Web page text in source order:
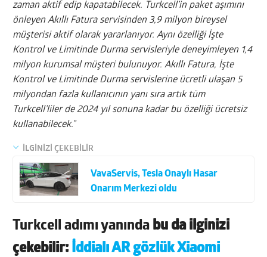
zaman aktif edip kapatabilecek. Turkcell’in paket aşımını
önleyen Akıllı Fatura servisinden 3,9 milyon bireysel
müşterisi aktif olarak yararlanıyor. Aynı özelliği İşte
Kontrol ve Limitinde Durma servisleriyle deneyimleyen 1,4
milyon kurumsal müşteri bulunuyor. Akıllı Fatura, İşte
Kontrol ve Limitinde Durma servislerine ücretli ulaşan 5
milyondan fazla kullanıcının yanı sıra artık tüm
Turkcell’liler de 2024 yıl sonuna kadar bu özelliği ücretsiz
kullanabilecek.”
İLGİNİZİ ÇEKEBİLİR
VavaServis, Tesla Onaylı Hasar
Onarım Merkezi oldu
Turkcell adımı yanında bu da ilginizi
çekebilir: İddialı AR gözlük Xiaomi